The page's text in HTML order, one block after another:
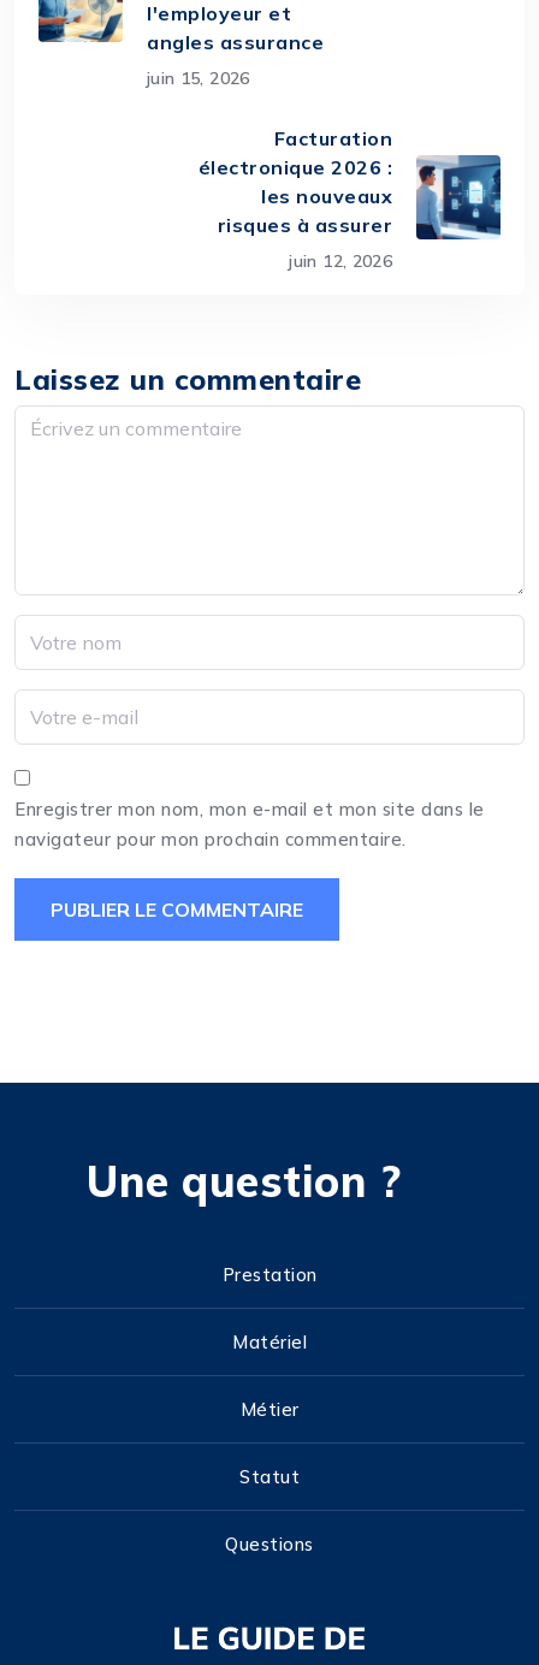
l'employeur et
angles assurance
juin 15, 2026
Facturation
électronique 2026 :
les nouveaux
risques à assurer
juin 12, 2026
Laissez un commentaire
Enregistrer mon nom, mon e-mail et mon site dans le
navigateur pour mon prochain commentaire.
Une question ?
Prestation
Matériel
Métier
Statut
Questions